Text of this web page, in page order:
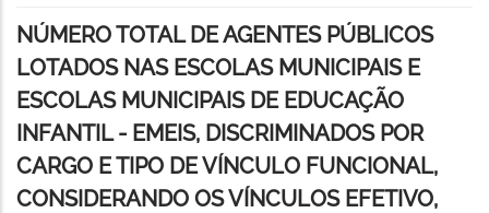
NÚMERO TOTAL DE AGENTES PÚBLICOS
LOTADOS NAS ESCOLAS MUNICIPAIS E
ESCOLAS MUNICIPAIS DE EDUCAÇÃO
INFANTIL - EMEIS, DISCRIMINADOS POR
CARGO E TIPO DE VÍNCULO FUNCIONAL,
CONSIDERANDO OS VÍNCULOS EFETIVO,